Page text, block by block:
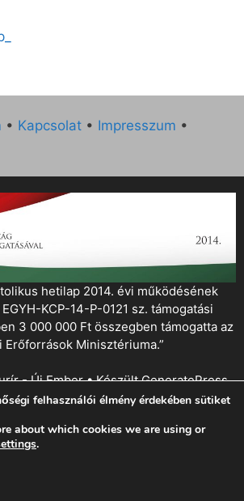
• Kapcsolat • Impresszum •
hetilap 2014. évi működésének
KCP-14-P-0121 sz. támogatási
3 000 000 Ft összegben támogatta az
Erőforrások Minisztériuma.”
- Új Ember• KészültGeneratePress
felhasználói élmény érdekében sütiket
about which cookies we are using or
.